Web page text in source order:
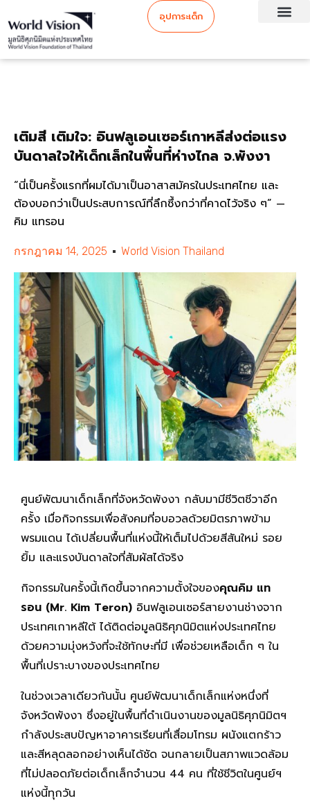
อุปการะเด็ก
เติมสี เติมใจ: อินฟลูเอนเซอร์เกาหลีส่งต่อแรง
บันดาลใจให้เด็กเล็กในพื้นที่ห่างไกล จ.พังงา
“นี่เป็นครั้งแรกที่ผมได้มาเป็นอาสาสมัครในประเทศไทย และ
ต้องบอกว่าเป็นประสบการณ์ที่ลึกซึ้งกว่าที่คาดไว้จริง ๆ” —
คิม แทรอน
กรกฎาคม 14, 2025 World Vision Thailand
ศูนย์พัฒนาเด็กเล็กที่จังหวัดพังงา กลับมามีชีวิตชีวาอีก
ครั้ง เมื่อกิจกรรมเพื่อสังคมที่อบอวลด้วยมิตรภาพข้าม
พรมแดน ได้เปลี่ยนพื้นที่แห่งนี้ให้เต็มไปด้วยสีสันใหม่ รอย
ยิ้ม และแรงบันดาลใจที่สัมผัสได้จริง
กิจกรรมในครั้งนี้เกิดขึ้นจากความตั้งใจของคุณคิม แท
รอน (Mr. Kim Teron) อินฟลูเอนเซอร์สายงานช่างจาก
ประเทศเกาหลีใต้ ได้ติดต่อมูลนิธิศุภนิมิตแห่งประเทศไทย
ด้วยความมุ่งหวังที่จะใช้ทักษะที่มี เพื่อช่วยเหลือเด็ก ๆ ใน
พื้นที่เปราะบางของประเทศไทย
ในช่วงเวลาเดียวกันนั้น ศูนย์พัฒนาเด็กเล็กแห่งหนึ่งที่
จังหวัดพังงา ซึ่งอยู่ในพื้นที่ดำเนินงานของมูลนิธิศุภนิมิตฯ
กำลังประสบปัญหาอาคารเรียนที่เสื่อมโทรม ผนังแตกร้าว
และสีหลุดลอกอย่างเห็นได้ชัด จนกลายเป็นสภาพแวดล้อม
ที่ไม่ปลอดภัยต่อเด็กเล็กจำนวน 44 คน ที่ใช้ชีวิตในศูนย์ฯ
แห่งนี้ทุกวัน